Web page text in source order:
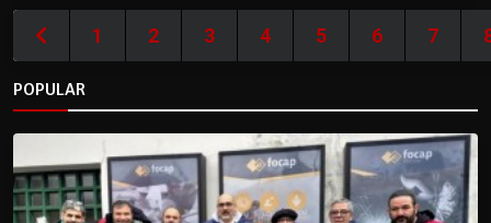
1 2 3 4 5 6 7
POPULAR